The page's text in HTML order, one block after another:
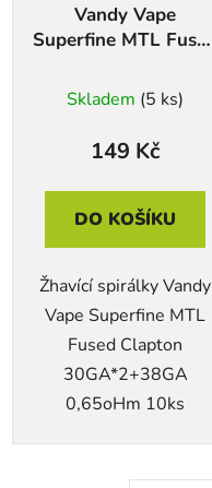
Vandy Vape
Superfine MTL Fused
Skladem (5 ks)
149 Kč
DO KOŠÍKU
Žhavící spirálky Vandy
Vape Superfine MTL
Fused Clapton
30GA*2+38GA
0,65oHm 10ks